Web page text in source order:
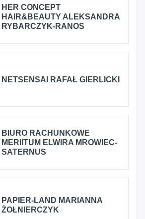
HER CONCEPT
HAIR&BEAUTY ALEKSANDRA
RYBARCZYK-RANOS
NETSENSAI RAFAŁ GIERLICKI
BIURO RACHUNKOWE
MERIITUM ELWIRA MROWIEC-
SATERNUS
PAPIER-LAND MARIANNA
ŻOŁNIERCZYK